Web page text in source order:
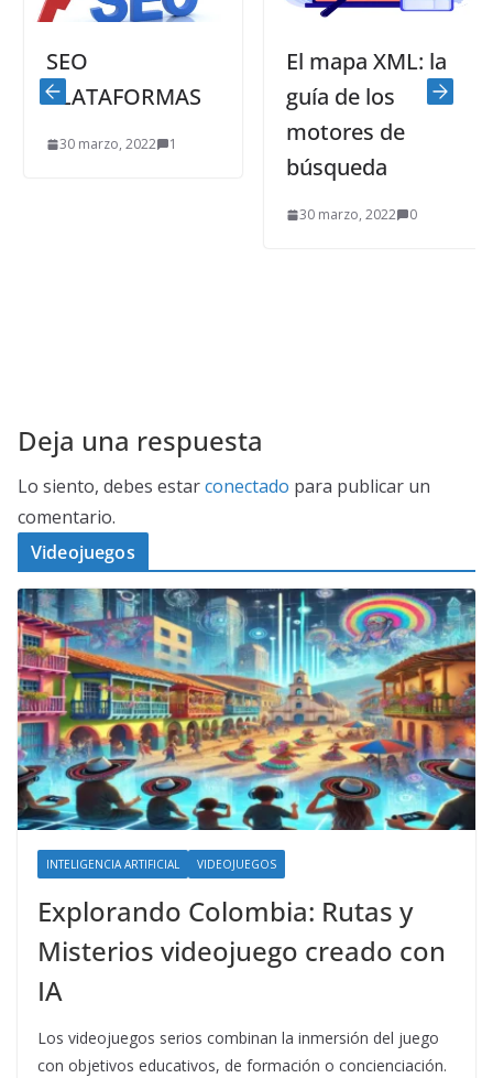
SEO
PLATAFORMAS
30 marzo, 2022 1
El mapa XML: la
guía de los
motores de
búsqueda
30 marzo, 2022 0
Deja una respuesta
Lo siento, debes estarconectado para publicar un
comentario.
Videojuegos
INTELIGENCIA ARTIFICIAL VIDEOJUEGOS
Explorando Colombia: Rutas y
Misterios videojuego creado con
IA
Los videojuegos serios combinan la inmersión del juego
con objetivos educativos, de formación o concienciación.